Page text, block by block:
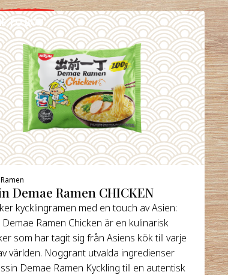
TO BUY
DETAILS
Demae Ramen CHICKEN
kycklingramen med en touch av Asien:
Demae Ramen Chicken är en kulinarisk
som har tagit sig från Asiens kök till varje
världen. Noggrant utvalda ingredienser
Demae Ramen Kyckling till en autentisk